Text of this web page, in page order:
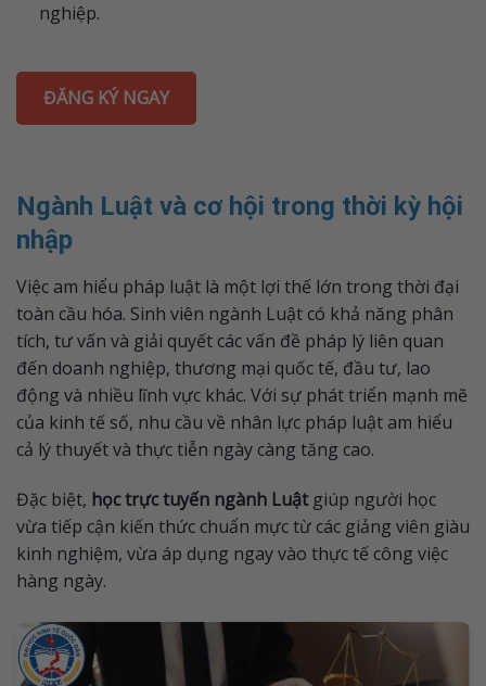
nghiệp.
ĐĂNG KÝ NGAY
Ngành Luật và cơ hội trong thời kỳ hội
nhập
Việc am hiểu pháp luật là một lợi thế lớn trong thời đại
toàn cầu hóa. Sinh viên ngành Luật có khả năng phân
tích, tư vấn và giải quyết các vấn đề pháp lý liên quan
đến doanh nghiệp, thương mại quốc tế, đầu tư, lao
động và nhiều lĩnh vực khác. Với sự phát triển mạnh mẽ
của kinh tế số, nhu cầu về nhân lực pháp luật am hiểu
cả lý thuyết và thực tiễn ngày càng tăng cao.
Đặc biệt, học trực tuyến ngành Luậtgiúp người học
vừa tiếp cận kiến thức chuẩn mực từ các giảng viên giàu
kinh nghiệm, vừa áp dụng ngay vào thực tế công việc
hàng ngày.